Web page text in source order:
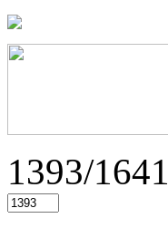
1393/1641